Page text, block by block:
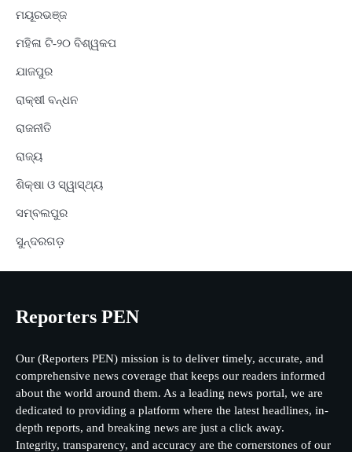
ମୟୂରଭଞ୍ଜ
ମହିଳା ଟି-୨୦ ବିଶ୍ୱକପ
ଯାଜପୁର
ରାକ୍ଷୀ ବନ୍ଧନ
ରାଜନୀତି
ରାଜ୍ୟ
ଶିକ୍ଷା ଓ ସ୍ୱାସ୍ଥ୍ୟ
ସମ୍ବଲପୁର
ସୁନ୍ଦରଗଡ଼
Reporters PEN
Our (Reporters PEN) mission is to deliver timely, accurate, and
comprehensive news coverage that keeps our readers informed
about the world around them. As a leading news portal, we are
dedicated to providing a platform where the latest headlines, in-
depth reports, and breaking news are just a click away.
Integrity, transparency, and accuracy are the cornerstones of our